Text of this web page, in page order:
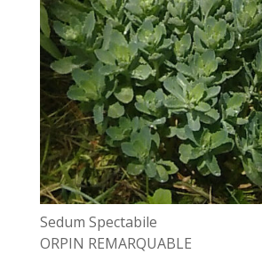
Sedum Spectabile
ORPIN REMARQUABLE